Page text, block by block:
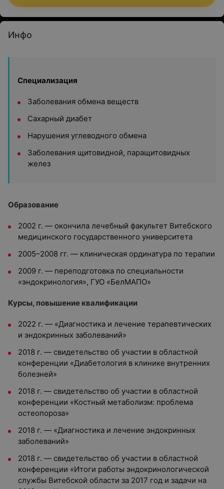
Инфо
Специализация
Заболевания обмена веществ
Сахарный диабет
Нарушения углеводного обмена
Заболевания щитовидной, паращитовидных
желез
Образование
2002 г. — окончила лечебный факультет Витебского
медицинского государственного университета
2005–2008 гг. — клиническая ординатура по терапии
2009 г. — переподготовка по специальности
«эндокринология», ГУО «БелМАПО»
Курсы, повышение квалификации
2022 г. — «Диагностика и лечение терапевтических
и эндокринных заболеваний»
2018 г. — свидетельство об участии в областной
конференции «Диабетология в клинике внутренних
болезней»
2018 г. — свидетельство об участии в областной
конференции «Костный метаболизм: проблема
остеопороза»
2018 г. — «Диагностика и лечение эндокринных
заболеваний»
2018 г. — свидетельство об участии в областной
конференции «Итоги работы эндокринологической
службы Витебской области за 2017 год и задачи на